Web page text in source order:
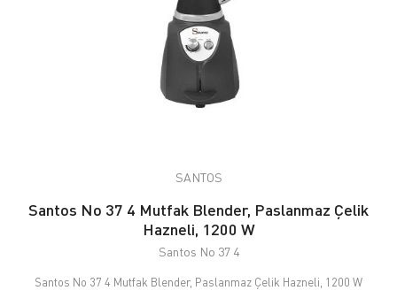
SANTOS
Santos No 37 4 Mutfak Blender, Paslanmaz Çelik
Hazneli, 1200 W
Santos No 37 4
Santos No 37 4 Mutfak Blender, Paslanmaz Çelik Hazneli, 1200 W